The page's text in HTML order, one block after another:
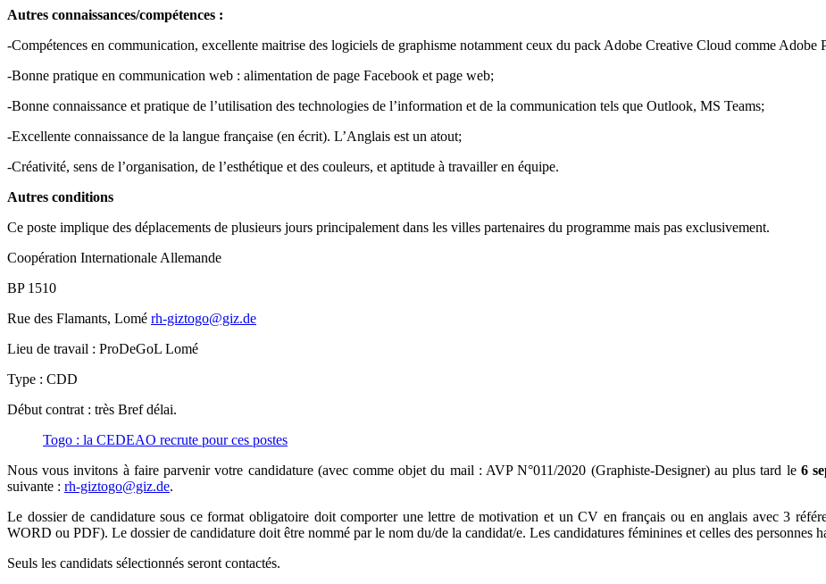
Autres connaissances/compétences :
-Compétences en communication, excellente maitrise des logiciels de graphisme notamment ceux du pack Adobe Creative Cloud comme
-Bonne pratique en communication web : alimentation de page Facebook et page web;
-Bonne connaissance et pratique de l’utilisation des technologies de l’information et de la communication tels que Outlook, MS Teams;
-Excellente connaissance de la langue française (en écrit). L’Anglais est un atout;
-Créativité, sens de l’organisation, de l’esthétique et des couleurs, et aptitude à travailler en équipe.
Autres conditions
Ce poste implique des déplacements de plusieurs jours principalement dans les villes partenaires du programme mais pas exclusivement.
Coopération Internationale Allemande
BP 1510
Rue des Flamants, Lomé rh-giztogo@giz.de
Lieu de travail : ProDeGoL Lomé
Type : CDD
Début contrat : très Bref délai.
Togo : la CEDEAO recrute pour ces postes
Nous vous invitons à faire parvenir votre candidature (avec comme objet du mail : AVP N°011/2020 (Graphiste-Designer) au plus tard le 6
suivante : rh-giztogo@giz.de.
Le dossier de candidature sous ce format obligatoire doit comporter une lettre de motivation et un CV en français ou en anglais avec 3
WORD ou PDF). Le dossier de candidature doit être nommé par le nom du/de la candidat/e. Les candidatures féminines et celles des personnes
Seuls les candidats sélectionnés seront contactés.